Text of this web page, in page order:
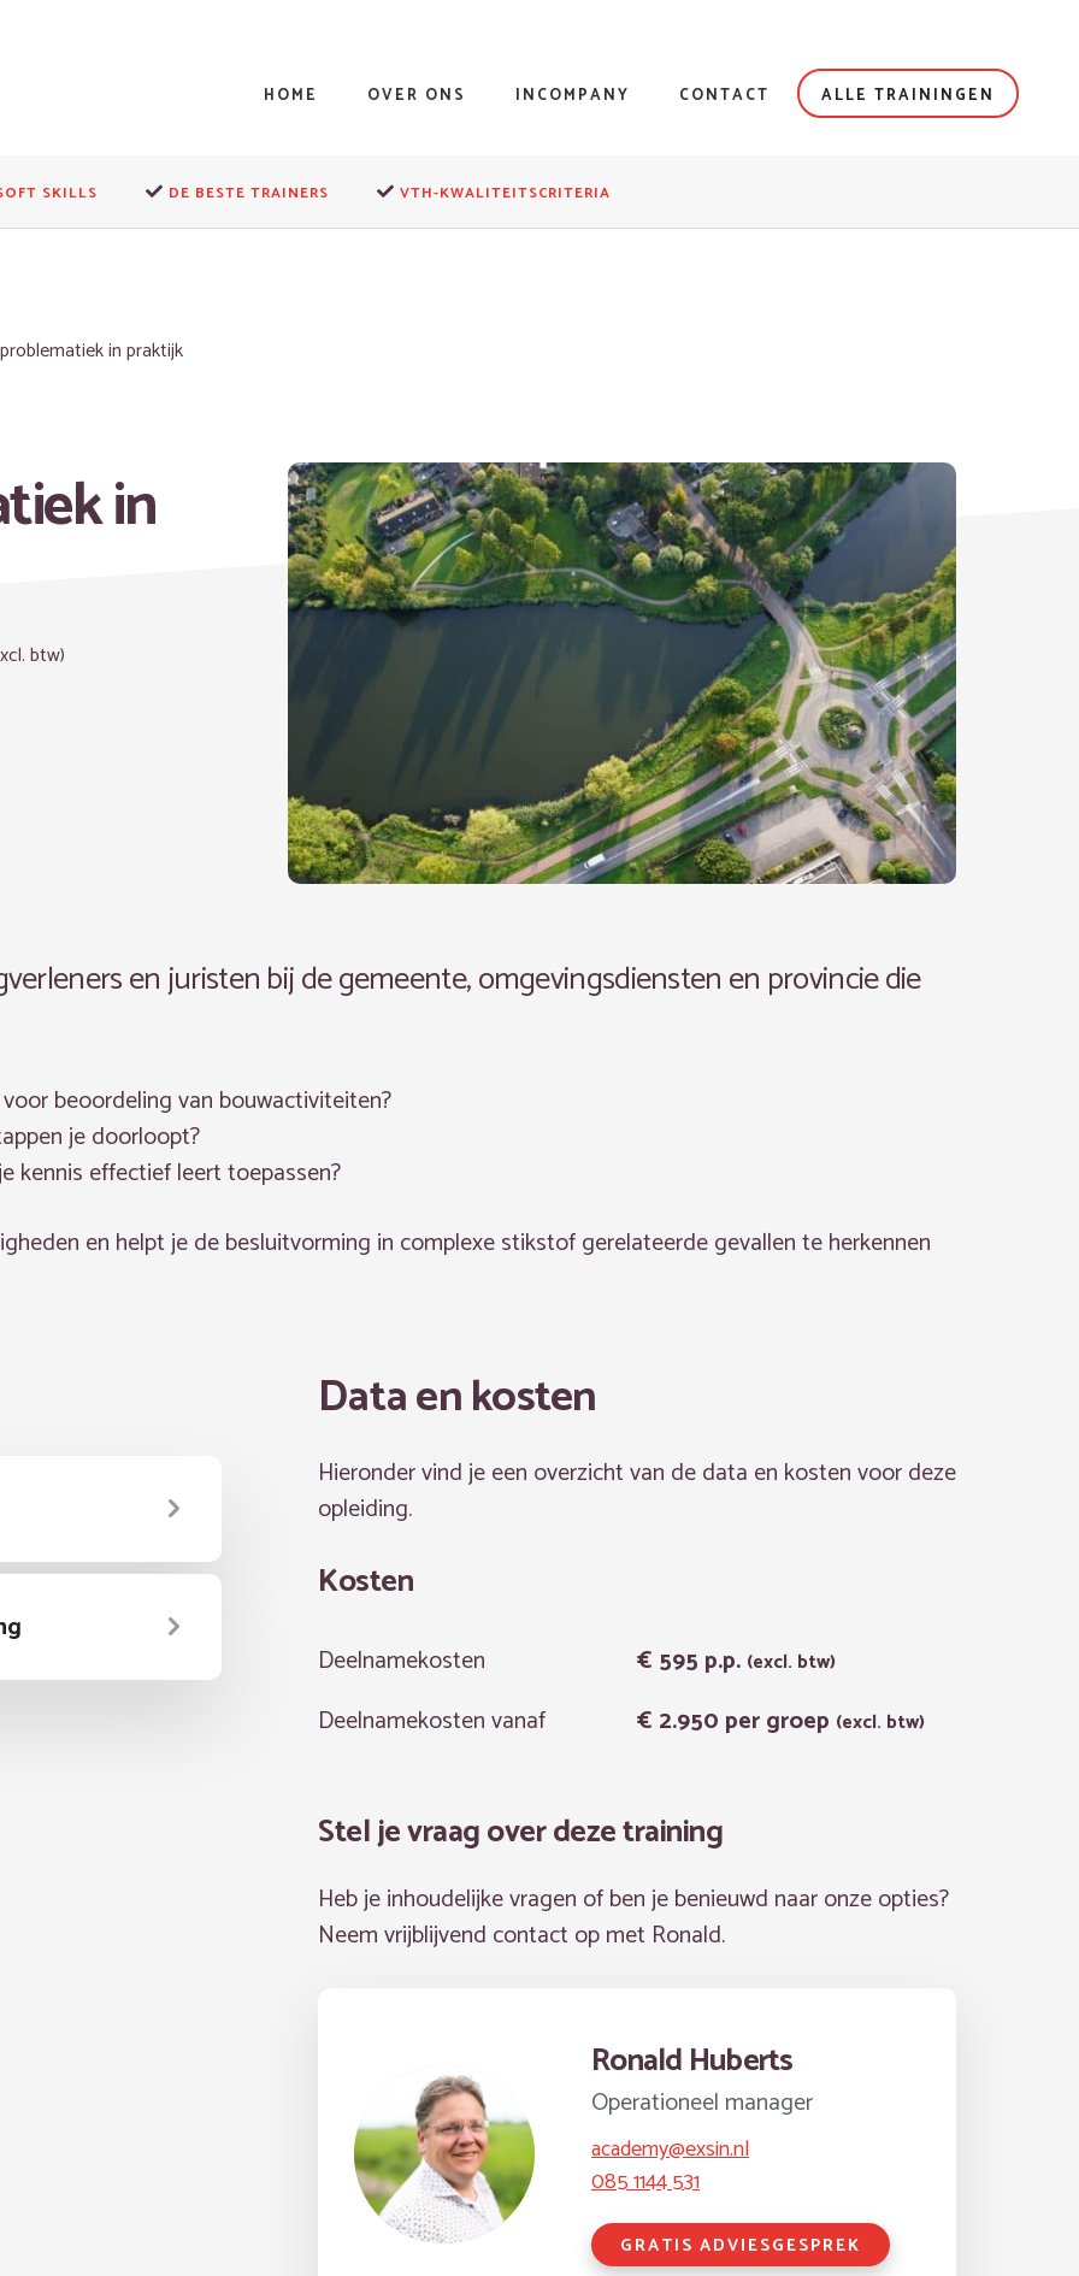
HOME OVER ONS INCOMPANY CONTACT ALLE TRAININGEN
SKILLS DE BESTE TRAINERS VTH-KWALITEITSCRITERIA
in praktijk
in
btw)
en juristen bij de gemeente, omgevingsdiensten en provincie die
beoordeling van bouwactiviteiten?
je doorloopt?
kennis effectief leert toepassen?
en helpt je de besluitvorming in complexe stikstof gerelateerde gevallen te herkennen
Data en kosten
Hieronder vind je een overzicht van de data en kosten voor deze
opleiding.
Kosten
Deelnamekosten € 595 p.p. (excl. btw)
Deelnamekosten vanaf € 2.950 per groep (excl. btw)
Stel je vraag over deze training
Heb je inhoudelijke vragen of ben je benieuwd naar onze opties?
Neem vrijblijvend contact op met Ronald.
Ronald Huberts
Operationeel manager
academy@exsin.nl
085 1144 531
GRATIS ADVIESGESPREK